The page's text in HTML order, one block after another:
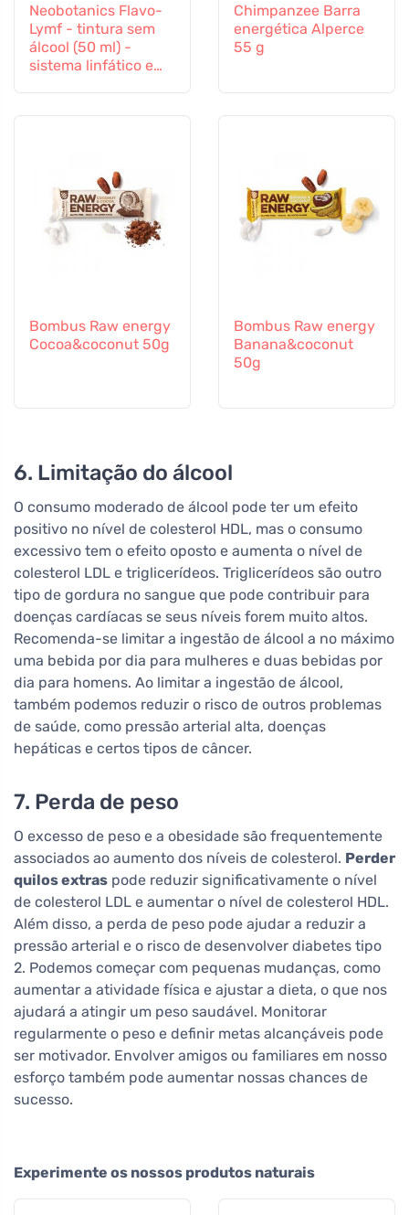
Neobotanics Flavo-
Lymf - tintura sem
álcool (50 ml) -
sistema linfático e
Chimpanzee Barra
energética Alperce
55 g
Bombus Raw energy
Cocoa&coconut 50g
Bombus Raw energy
Banana&coconut
50g
6. Limitação do álcool
O consumo moderado de álcool pode ter um efeito
positivo no nível de colesterol HDL, mas o consumo
excessivo tem o efeito oposto e aumenta o nível de
colesterol LDL e triglicerídeos. Triglicerídeos são outro
tipo de gordura no sangue que pode contribuir para
doenças cardíacas se seus níveis forem muito altos.
Recomenda-se limitar a ingestão de álcool a no máximo
uma bebida por dia para mulheres e duas bebidas por
dia para homens. Ao limitar a ingestão de álcool,
também podemos reduzir o risco de outros problemas
de saúde, como pressão arterial alta, doenças
hepáticas e certos tipos de câncer.
7. Perda de peso
O excesso de peso e a obesidade são frequentemente
associados ao aumento dos níveis de colesterol. Perder
quilos extras pode reduzir significativamente o nível
de colesterol LDL e aumentar o nível de colesterol HDL.
Além disso, a perda de peso pode ajudar a reduzir a
pressão arterial e o risco de desenvolver diabetes tipo
2. Podemos começar com pequenas mudanças, como
aumentar a atividade física e ajustar a dieta, o que nos
ajudará a atingir um peso saudável. Monitorar
regularmente o peso e definir metas alcançáveis pode
ser motivador. Envolver amigos ou familiares em nosso
esforço também pode aumentar nossas chances de
sucesso.
Experimente os nossos produtos naturais